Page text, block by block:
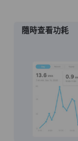
隨時查看功耗